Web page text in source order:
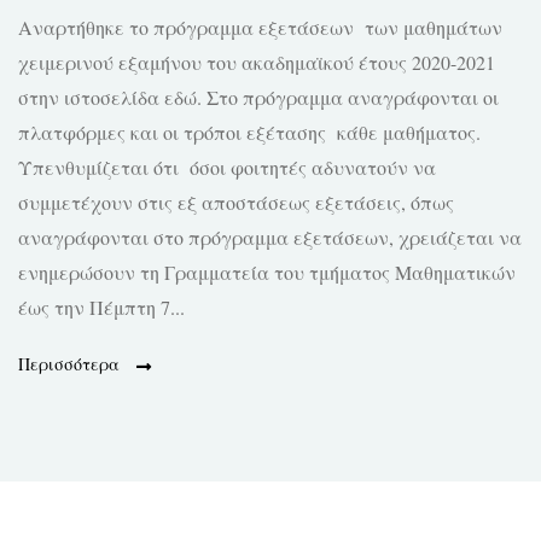
Αναρτήθηκε το πρόγραμμα εξετάσεων των μαθημάτων
χειμερινού εξαμήνου του ακαδημαϊκού έτους 2020-2021
στην ιστοσελίδα εδώ. Στο πρόγραμμα αναγράφονται οι
πλατφόρμες και οι τρόποι εξέτασης κάθε μαθήματος.
Υπενθυμίζεται ότι όσοι φοιτητές αδυνατούν να
συμμετέχουν στις εξ αποστάσεως εξετάσεις, όπως
αναγράφονται στο πρόγραμμα εξετάσεων, χρειάζεται να
ενημερώσουν τη Γραμματεία του τμήματος Μαθηματικών
έως την Πέμπτη 7...
Περισσότερα